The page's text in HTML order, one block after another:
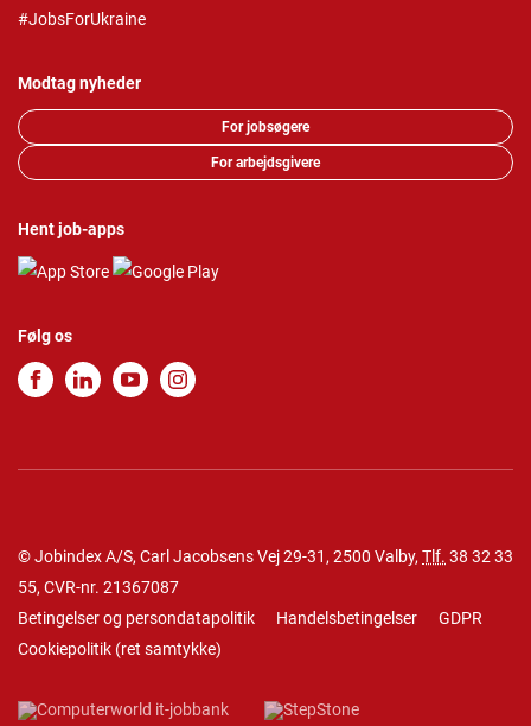
#JobsForUkraine
Modtag nyheder
For jobsøgere
For arbejdsgivere
Hent job-apps
Følg os
© Jobindex A/S, Carl Jacobsens Vej 29-31, 2500 Valby, Tlf. 38 32 33
55, CVR-nr. 21367087
Betingelser og persondatapolitik
Handelsbetingelser
GDPR
Cookiepolitik (ret samtykke)